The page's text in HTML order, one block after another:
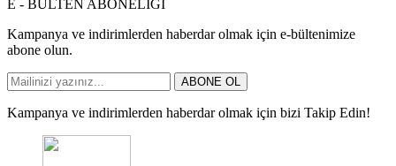
E - BÜLTEN ABONELİĞİ
Kampanya ve indirimlerden haberdar olmak için e-bültenimize
abone olun.
ABONE OL
Kampanya ve indirimlerden haberdar olmak için bizi Takip Edin!